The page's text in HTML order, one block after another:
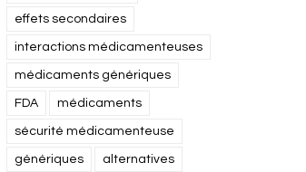
effets secondaires
interactions médicamenteuses
médicaments génériques
FDA médicaments
sécurité médicamenteuse
génériques alternatives